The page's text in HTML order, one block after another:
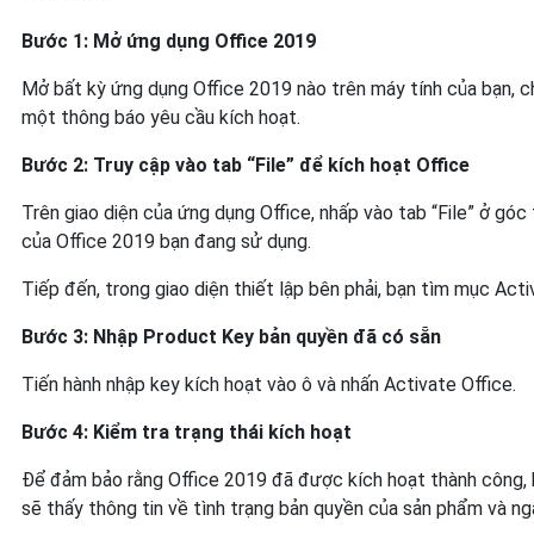
Bước 1: Mở ứng dụng Office 2019
Mở bất kỳ ứng dụng Office 2019 nào trên máy tính của bạn,
một thông báo yêu cầu kích hoạt.
Bước 2: Truy cập vào tab “File” để kích hoạt Office
Trên giao diện của ứng dụng Office, nhấp vào tab “File” ở
của Office 2019 bạn đang sử dụng.
Tiếp đến, trong giao diện thiết lập bên phải, bạn tìm mục
Bước 3: Nhập Product Key bản quyền đã có sẵn
Tiến hành nhập key kích hoạt vào ô và nhấn Activate Office.
Bước 4: Kiểm tra trạng thái kích hoạt
Để đảm bảo rằng Office 2019 đã được kích hoạt thành
sẽ thấy thông tin về tình trạng bản quyền của sản phẩm và